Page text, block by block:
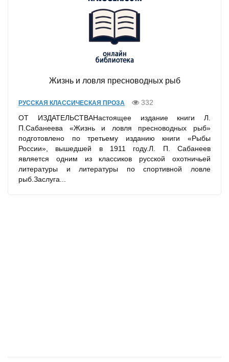
Жизнь и ловля пресноводных рыб
РУССКАЯ КЛАССИЧЕСКАЯ ПРОЗА
332
ОТ ИЗДАТЕЛЬСТВАНастоящее издание книги Л.
П.Сабанеева «Жизнь и ловля пресно­водных рыб»
подготовлено по третьему изданию книги «Рыбы
России», вышедшей в 1911 году.Л. П. Сабанеев
является одним из классиков русской охотничьей
литературы и литературы по спортивной ловле
рыб.Заслуга...